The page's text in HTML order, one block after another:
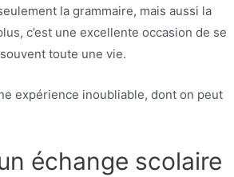
la grammaire, mais aussi la
c’est une excellente occasion de se
toute une vie.
expérience inoubliable, dont on peut
échange scolaire